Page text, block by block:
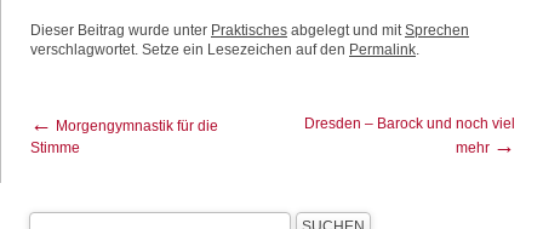
Dieser Beitrag wurde unter Praktisches abgelegt und mitSprechen
verschlagwortet. Setze ein Lesezeichen auf den Permalink.
← Morgengymnastik für die
Stimme
Dresden – Barock und noch viel
mehr →